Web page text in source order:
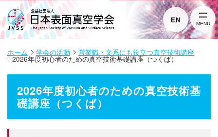
EN MENU
ホーム 学会の活動 営業職・文系にも役立つ真空技術講座
2026年度初心者のための真空技術基礎講座（つくば）
2026年度初心者のための真空技術基
礎講座（つくば）